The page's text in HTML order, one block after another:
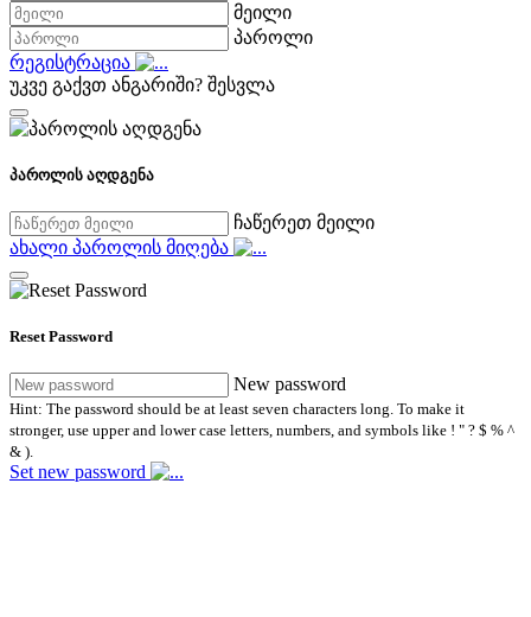
მეილი
პაროლი
რეგისტრაცია
უკვე გაქვთ ანგარიში? შესვლა
პაროლის აღდგენა
ჩაწერეთ მეილი
ახალი პაროლის მიღება
Reset Password
New password
Hint: The password should be at least seven characters long. To make it
stronger, use upper and lower case letters, numbers, and symbols like ! " ? $ % ^
& ).
Set new password